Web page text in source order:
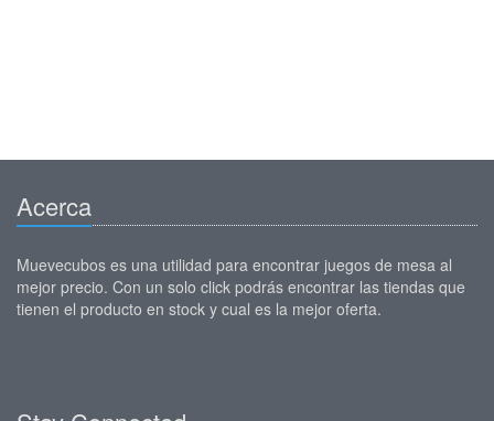
Acerca
Muevecubos es una utilidad para encontrar juegos de mesa al
mejor precio. Con un solo click podrás encontrar las tiendas que
tienen el producto en stock y cual es la mejor oferta.